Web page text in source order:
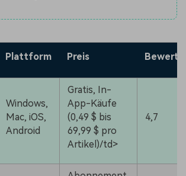
Plattform Preis
Windows,
Mac, iOS,
Android
Gratis, In-
App-Käufe
(0,49 $ bis
69,99 $ pro
Artikel)/td>
4,7